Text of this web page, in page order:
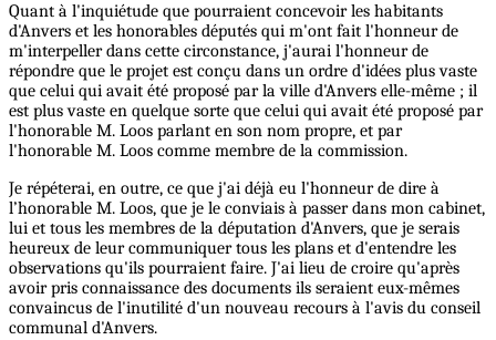
Quant à l'inquiétude que pourraient concevoir les habitants
d'Anvers et les honorables députés qui m'ont fait l'honneur de
m'interpeller dans cette circonstance, j'aurai l'honneur de
répondre que le projet est conçu dans un ordre d'idées plus vaste
que celui qui avait été proposé par la ville d'Anvers elle-même ; il
est plus vaste en quelque sorte que celui qui avait été proposé par
l'honorable M. Loos parlant en son nom propre, et par
l'honorable M. Loos comme membre de la commission.
Je répéterai, en outre, ce que j'ai déjà eu l'honneur de dire à
l’honorable M. Loos, que je le conviais à passer dans mon cabinet,
lui et tous les membres de la députation d'Anvers, que je serais
heureux de leur communiquer tous les plans et d'entendre les
observations qu'ils pourraient faire. J'ai lieu de croire qu'après
avoir pris connaissance des documents ils seraient eux-mêmes
convaincus de l'inutilité d'un nouveau recours à l'avis du conseil
communal d'Anvers.